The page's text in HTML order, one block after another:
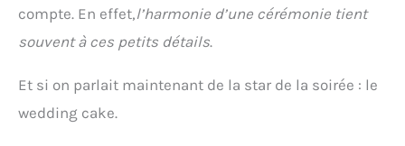
compte. En effet,l’harmonie d’une cérémonie tient
souvent à ces petits détails.
Et si on parlait maintenant de la star de la soirée : le
wedding cake.